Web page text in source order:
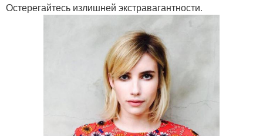
Остерегайтесь излишней экстравагантности.